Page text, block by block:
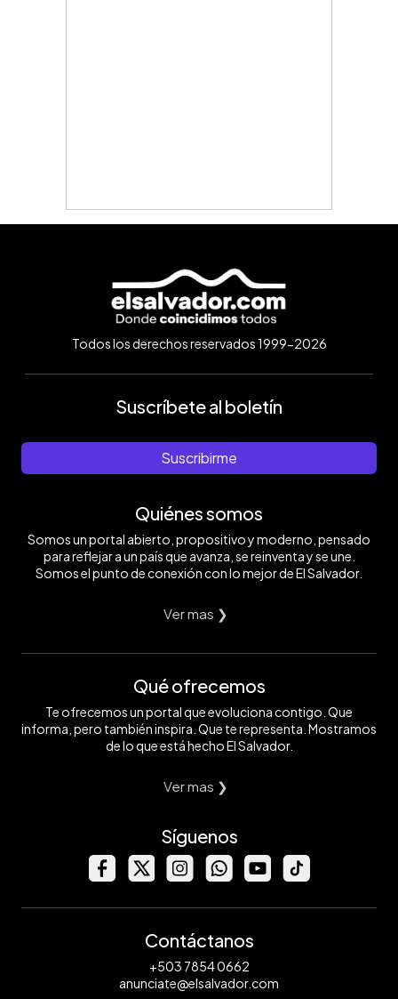
Todos los derechos reservados 1999-2026
Suscríbete al boletín
Suscribirme
Quiénes somos
Somos un portal abierto, propositivo y moderno, pensado
para reflejar a un país que avanza, se reinventa y se une.
Somos el punto de conexión con lo mejor de El Salvador.
Ver mas ❯
Qué ofrecemos
Te ofrecemos un portal que evoluciona contigo. Que
informa, pero también inspira. Que te representa. Mostramos
de lo que está hecho El Salvador.
Ver mas ❯
Síguenos
Contáctanos
+503 7854 0662
anunciate@elsalvador.com